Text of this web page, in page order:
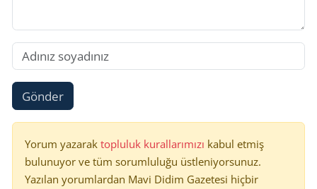
Gönder
Yorum yazarak topluluk kurallarımızı kabul etmiş
bulunuyor ve tüm sorumluluğu üstleniyorsunuz.
Yazılan yorumlardan Mavi Didim Gazetesi hiçbir